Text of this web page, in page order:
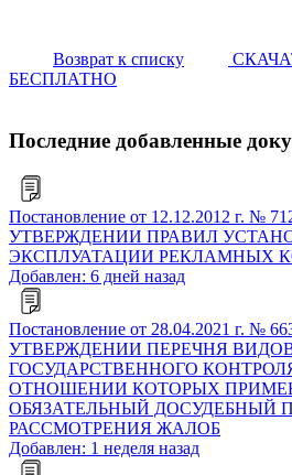
Возврат к списку
БЕСПЛАТНО
Последние добавленные
Постановление от 12.12.2012 г. №
УТВЕРЖДЕНИИ ПРАВИЛ
ЭКСПЛУАТАЦИИ РЕКЛАМНЫХ
Добавлен: 6 дней назад
Постановление от 28.04.2021 г. №
УТВЕРЖДЕНИИ ПЕРЕЧНЯ
ГОСУДАРСТВЕННОГО
ОТНОШЕНИИ КОТОРЫХ
ОБЯЗАТЕЛЬНЫЙ ДОСУДЕБНЫЙ
РАССМОТРЕНИЯ ЖАЛОБ
Добавлен: 1 неделя назад